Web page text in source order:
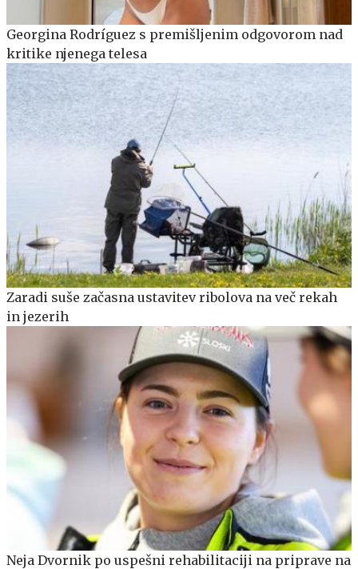
Georgina Rodríguez s premišljenim odgovorom nad
kritike njenega telesa
Zaradi suše začasna ustavitev ribolova na več rekah
in jezerih
Neja Dvornik po uspešni rehabilitaciji na priprave na